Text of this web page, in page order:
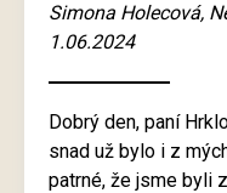
Simona Holecová,
1.06.2024
Dobrý den, paní
snad už bylo i z
patrné, že jsme byli